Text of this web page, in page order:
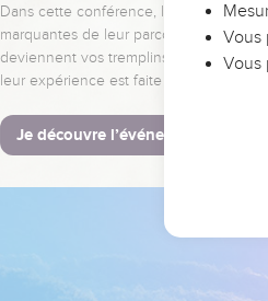
Dans cette conférence, leaders,
marquantes de leur parcours et les
deviennent vos tremplins. Que vous
leur expérience est faite pour vous.
Je découvre l’événement
Vous
Vous